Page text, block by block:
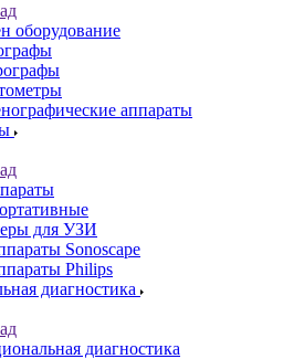
оборудование
аппараты
для УЗИ
Sonoscape
Philips
диагностика
диагностика